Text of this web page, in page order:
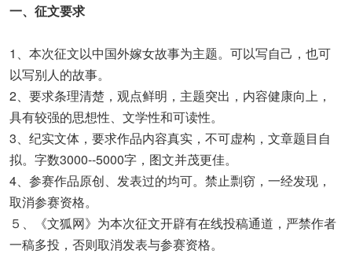
一、征文要求
1、本次征文以中国外嫁女故事为主题。可以写自己，也可
以写别人的故事。
2、要求条理清楚，观点鲜明，主题突出，内容健康向上，
具有较强的思想性、文学性和可读性。
3、纪实文体，要求作品内容真实，不可虚构，文章题目自
拟。字数3000--5000字，图文并茂更佳。
4、参赛作品原创、发表过的均可。禁止剽窃，一经发现，
取消参赛资格。
５、《文狐网》为本次征文开辟有在线投稿通道，严禁作者
一稿多投，否则取消发表与参赛资格。